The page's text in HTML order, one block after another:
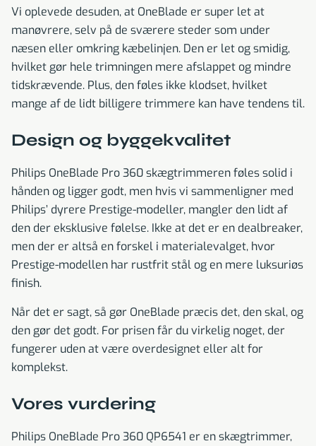
Vi oplevede desuden, at OneBlade er super let at
manøvrere, selv på de sværere steder som under
næsen eller omkring kæbelinjen. Den er let og smidig,
hvilket gør hele trimningen mere afslappet og mindre
tidskrævende. Plus, den føles ikke klodset, hvilket
mange af de lidt billigere trimmere kan have tendens til.
Design og byggekvalitet
Philips OneBlade Pro 360 skægtrimmeren føles solid i
hånden og ligger godt, men hvis vi sammenligner med
Philips’ dyrere Prestige-modeller, mangler den lidt af
den der eksklusive følelse. Ikke at det er en dealbreaker,
men der er altså en forskel i materialevalget, hvor
Prestige-modellen har rustfrit stål og en mere luksuriøs
finish.
Når det er sagt, så gør OneBlade præcis det, den skal, og
den gør det godt. For prisen får du virkelig noget, der
fungerer uden at være overdesignet eller alt for
komplekst.
Vores vurdering
Philips OneBlade Pro 360 QP6541 er en skægtrimmer,